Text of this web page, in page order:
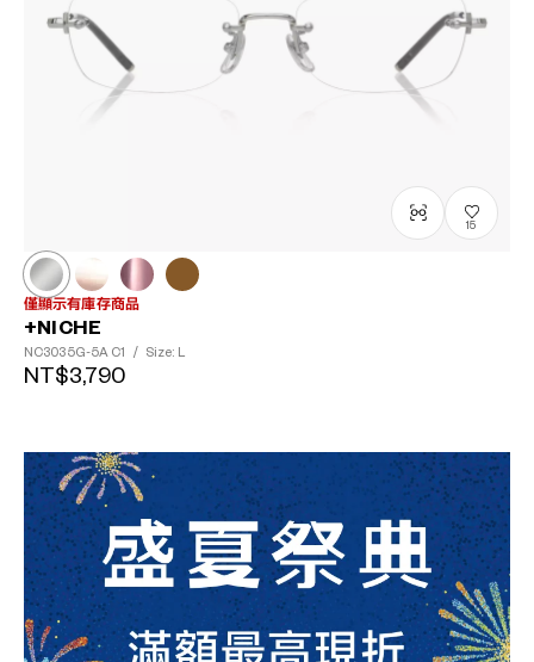
15
僅顯示有庫存商品
+NICHE
NC3035G-5A C1 / Size: L
NT$3,790